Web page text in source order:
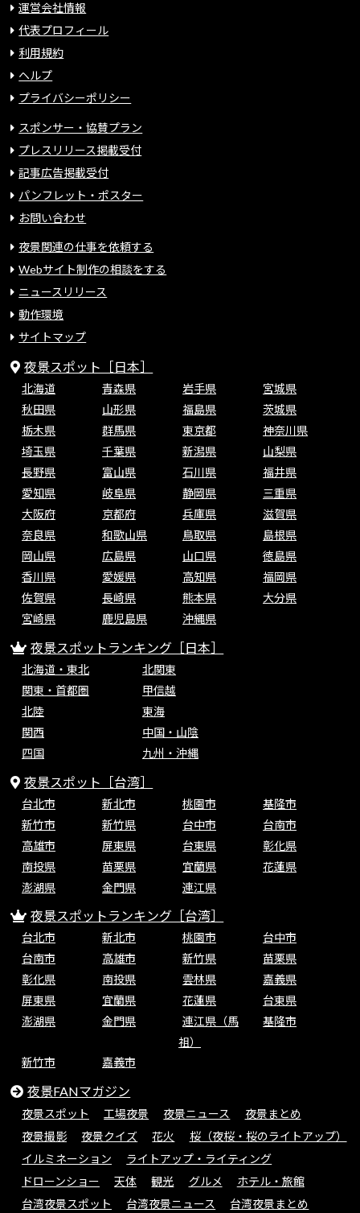
運営会社情報
代表プロフィール
利用規約
ヘルプ
プライバシーポリシー
スポンサー・協賛プラン
プレスリリース掲載受付
記事広告掲載受付
パンフレット・ポスター
お問い合わせ
夜景関連の仕事を依頼する
Webサイト制作の相談をする
ニュースリリース
動作環境
サイトマップ
夜景スポット［日本］
北海道 青森県 岩手県
宮城県
秋田県
山形県 福島県
茨城県
栃木県
群馬県 東京都
神奈川県
埼玉県
千葉県 新潟県
山梨県
長野県
富山県 石川県
福井県
愛知県
岐阜県 静岡県
三重県
大阪府
京都府 兵庫県
滋賀県
奈良県
和歌山県 鳥取県
島根県
岡山県
広島県 山口県
徳島県
香川県
愛媛県 高知県
福岡県
佐賀県
長崎県 熊本県
大分県
宮崎県
鹿児島県 沖縄県
夜景スポットランキング［日本］
北海道・東北
北関東
関東・首都圏
甲信越
北陸
東海
関西
中国・山陰
四国
九州・沖縄
夜景スポット［台湾］
台北市 新北市 桃園市
基隆市
新竹市
新竹県 台中市
台南市
高雄市
屏東県 台東県
彰化県
南投県
苗栗県 宜蘭県
花蓮県
澎湖県
金門県 連江県
夜景スポットランキング［台湾］
台北市 新北市 桃園市
台中市
台南市
高雄市 新竹県
苗栗県
彰化県
南投県 雲林県
嘉義県
屏東県
宜蘭県 花蓮県
台東県
澎湖県
金門県
連江県（馬
祖）
基隆市
新竹市 嘉義市
夜景FANマガジン
夜景スポット 工場夜景 夜景ニュース
夜景まとめ
夜景撮影
夜景クイズ 花火
桜（夜桜・桜のライトアップ）
イルミネーション
ライトアップ・ライティング
ドローンショー
天体 観光 グルメ
ホテル・旅館
台湾夜景スポット
台湾夜景ニュース 台湾夜景まとめ